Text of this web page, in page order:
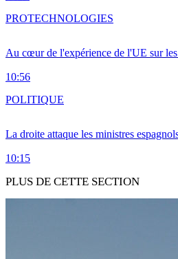
Au cœur de l'expérience de l'UE sur
10:56
PROTECHNOLOGIES
La droite attaque les ministres
10:15
POLITIQUE
PLUS DE CETTE SECTION